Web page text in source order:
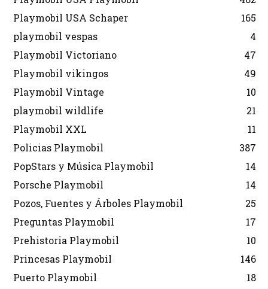
Playmobil USA Schaper
165
playmobil vespas
4
Playmobil Victoriano
47
Playmobil vikingos
49
Playmobil Vintage
10
playmobil wildlife
21
Playmobil XXL
11
Policias Playmobil
387
PopStars y Música Playmobil
14
Porsche Playmobil
14
Pozos, Fuentes y Árboles Playmobil
25
Preguntas Playmobil
17
Prehistoria Playmobil
10
Princesas Playmobil
146
Puerto Playmobil
18